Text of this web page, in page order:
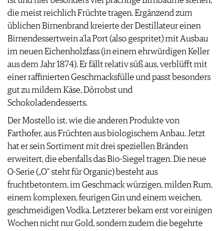
die meist reichlich Früchte tragen. Ergänzend zum
üblichen Birnenbrand kreierte der Destillateur einen
Birnendessertwein a’la Port (also gespritet) mit Ausbau
im neuen Eichenholzfass (in einem ehrwürdigen Keller
aus dem Jahr 1874). Er fällt relativ süß aus, verblüfft mit
einer raffinierten Geschmacksfülle und passt besonders
gut zu mildem Käse, Dörrobst und
Schokoladendesserts.
Der Mostello ist, wie die anderen Produkte von
Farthofer, aus Früchten aus biologischem Anbau. Jetzt
hat er sein Sortiment mit drei speziellen Bränden
erweitert, die ebenfalls das Bio-Siegel tragen. Die neue
O-Serie („O“ steht für Organic) besteht aus
fruchtbetontem, im Geschmack würzigen, milden Rum,
einem komplexen, feurigen Gin und einem weichen,
geschmeidigen Vodka. Letzterer bekam erst vor einigen
Wochen nicht nur Gold, sondern zudem die begehrte